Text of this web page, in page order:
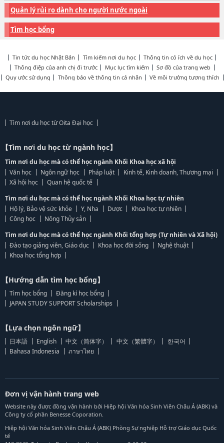
Quản lý rủi ro dành cho người nước ngoài
Tìm học bổng
Tin tức du học Nhật Bản Tìm kiếm nơi du học
Thông tin có ích về du học
Thông điệp của anh chị đi trước
Mục lục tìm kiếm
Sơ đồ của trang web
Quy ước sử dụng
Thông báo về thông tin cá nhân Về môi trường tương thích
Tìm nơi du học từ Oita Đại học
【Tìm nơi du học từ ngành học】
Tìm nơi du học mà có thể học ngành Khối Khoa học xã hội
Văn học
Ngôn ngữ học Pháp luật
Kinh tế, Kinh doanh, Thương mại
Xã hội học
Quan hệ quốc tế
Tìm nơi du học mà có thể học ngành Khối Khoa học tự nhiên
Hộ lý, Bảo vệ sức khỏe
Y, Nha Dược
Khoa học tự nhiên
Công học
Nông Thủy sản
Tìm nơi du học mà có thể học ngành Khối tổng hợp (Tự nhiên và Xã hội)
Đào tạo giảng viên, Giáo dục
Khoa học đời sống
Nghệ thuật
Khoa học tổng hợp
【Hướng dẫn tìm học bổng】
Tìm học bổng
Đăng kí học bổng
JAPAN STUDY SUPPORT Scholarships
【Lựa chọn ngôn ngữ】
日本語 English 中文（简体字） 中文（繁體字）
한국어
Bahasa Indonesia
ภาษาไทย
Đơn vị vận hành trang web
Website này được đồng vận hành bởi Hiệp hội Văn hóa Sinh Viên Châu Á (ABK) và
Công ty cổ phần Benesse Coporation.
Hiệp hội Văn hóa Sinh Viên Châu Á (ABK) Phòng Sự nghiệp Hỗ trợ Giáo dục Quốc
tế